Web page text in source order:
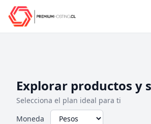
Explorar productos y
Selecciona el plan ideal para ti
Moneda